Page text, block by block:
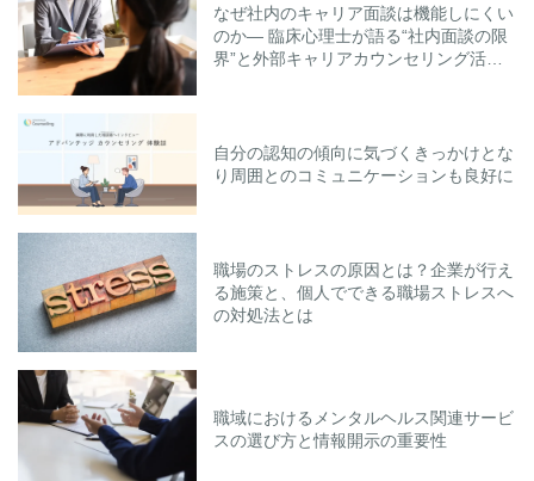
なぜ社内のキャリア面談は機能しにくい
のか― 臨床心理士が語る“社内面談の限
界”と外部キャリアカウンセリング活用
自分の認知の傾向に気づくきっかけとな
り周囲とのコミュニケーションも良好に
職場のストレスの原因とは？企業が行え
る施策と、個人でできる職場ストレスへ
の対処法とは
職域におけるメンタルヘルス関連サービ
スの選び方と情報開示の重要性